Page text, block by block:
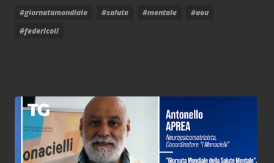
#giornatamondiale #salute #mentale
#aou
#federicoii